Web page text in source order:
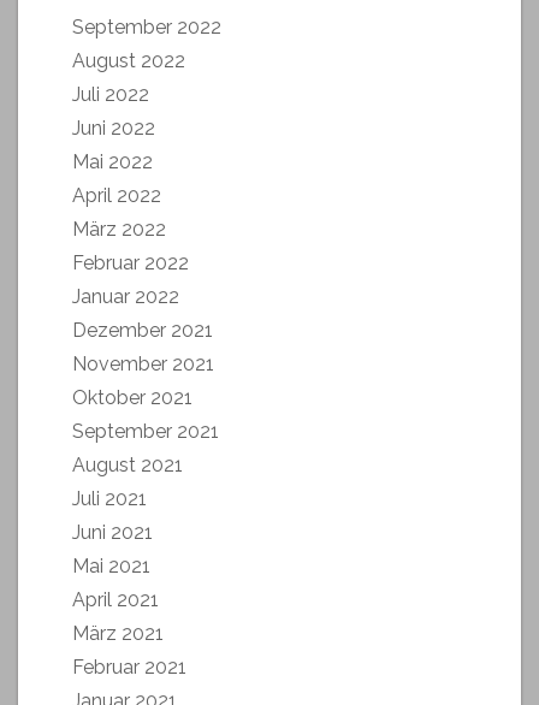
September 2022
August 2022
Juli 2022
Juni 2022
Mai 2022
April 2022
März 2022
Februar 2022
Januar 2022
Dezember 2021
November 2021
Oktober 2021
September 2021
August 2021
Juli 2021
Juni 2021
Mai 2021
April 2021
März 2021
Februar 2021